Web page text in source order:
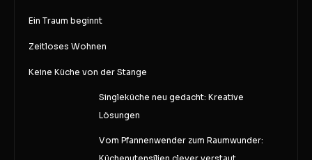
Ein Traum beginnt
Zeitloses Wohnen
Keine Küche von der Stange
Singleküche neu gedacht: Kreative
Lösungen
Vom Pfannenwender zum Raumwunder: